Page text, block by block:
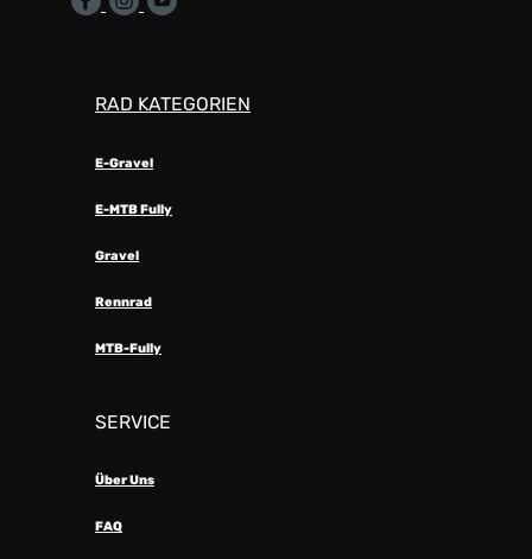
RAD KATEGORIEN
E-Gravel
E-MTB Fully
Gravel
Rennrad
MTB-Fully
SERVICE
Über Uns
FAQ